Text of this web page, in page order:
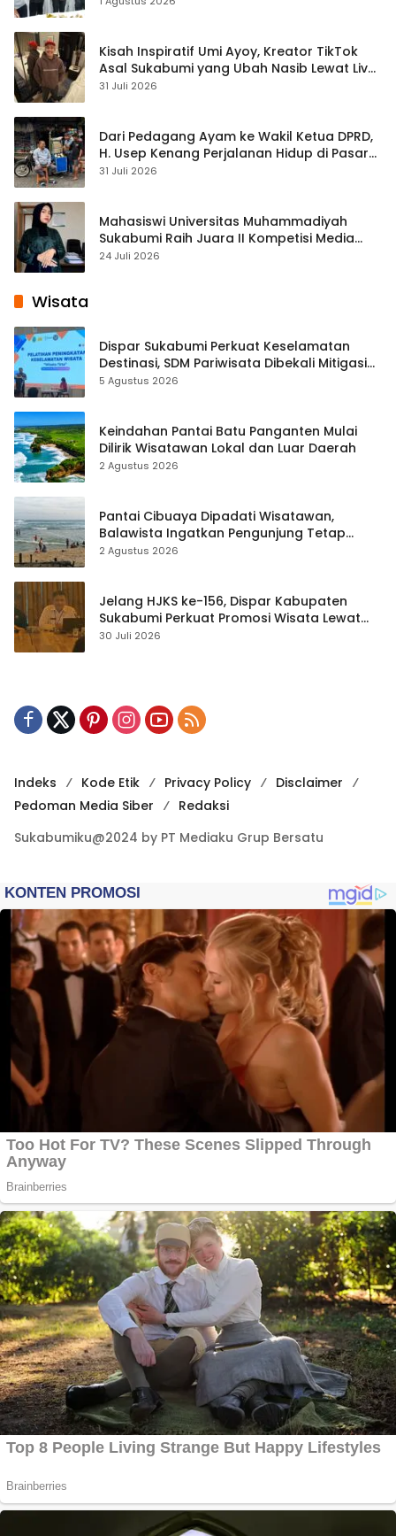
Kisah Inspiratif Umi Ayoy, Kreator TikTok
Asal Sukabumi yang Ubah Nasib Lewat Live
Streaming
31 Juli 2026
Dari Pedagang Ayam ke Wakil Ketua DPRD,
H. Usep Kenang Perjalanan Hidup di Pasar
Cisaat
31 Juli 2026
Mahasiswi Universitas Muhammadiyah
Sukabumi Raih Juara II Kompetisi Media
Pembelajaran Digital Tingkat Internasional
24 Juli 2026
Wisata
Dispar Sukabumi Perkuat Keselamatan
Destinasi, SDM Pariwisata Dibekali Mitigasi
hingga Teknik Evakuasi
5 Agustus 2026
Keindahan Pantai Batu Panganten Mulai
Dilirik Wisatawan Lokal dan Luar Daerah
2 Agustus 2026
Pantai Cibuaya Dipadati Wisatawan,
Balawista Ingatkan Pengunjung Tetap
Waspada
2 Agustus 2026
Jelang HJKS ke-156, Dispar Kabupaten
Sukabumi Perkuat Promosi Wisata Lewat
Publikasi Digital
30 Juli 2026
Indeks Kode Etik Privacy Policy
Disclaimer
Pedoman Media Siber
Redaksi
Sukabumiku@2024 by PT Mediaku Grup Bersatu